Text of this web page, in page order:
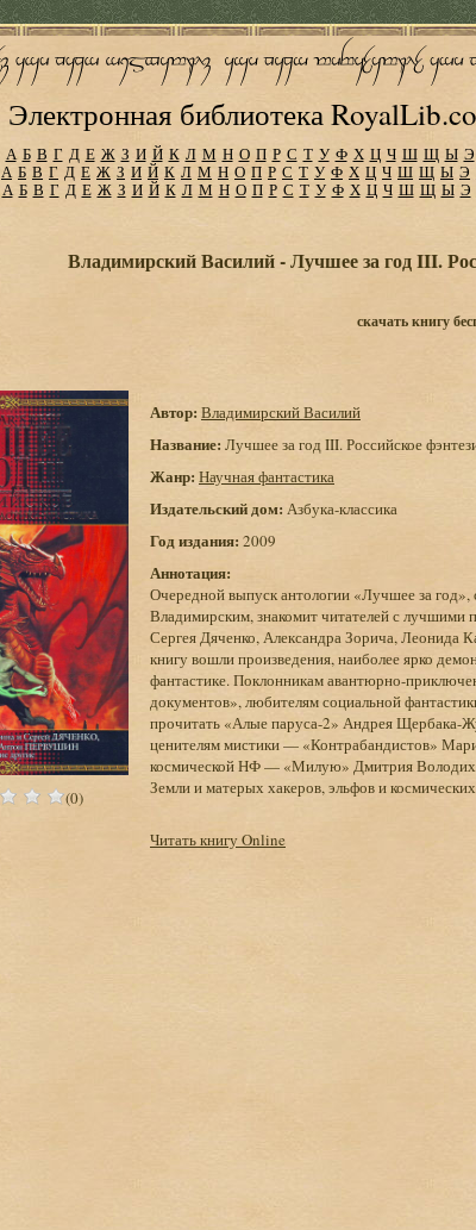
Электронная библиотека
А Б В Г Д Е Ж З И Й К Л М Н О П Р С Т У Ф Х Ц Ч Ш Щ Ы Э
А Б В Г Д Е Ж З И Й К Л М Н О П Р С Т У Ф Х Ц Ч Ш Щ Ы Э
А Б В Г Д Е Ж З И Й К Л М Н О П Р С Т У Ф Х Ц Ч Ш Щ Ы Э
Владимирский Василий - Лучшее за год III.
скачать книгу
(0)
Автор: Владимирский Василий
Название: Лучшее за год III. Российское
Жанр: Научная фантастика
Издательский дом: Азбука-классика
Год издания: 2009
Аннотация:
Очередной выпуск антологии «Лучшее за
Владимирским, знакомит читателей с
Сергея Дяченко, Александра Зорича, Леонида
книгу вошли произведения, наиболее ярко
фантастике. Поклонникам авантюрно-
документов», любителям социальной
прочитать «Алые паруса-2» Андрея Щербака-
ценителям мистики — «Контрабандистов»
космической НФ — «Милую» Дмитрия
Земли и матерых хакеров, эльфов и
Читать книгу Online